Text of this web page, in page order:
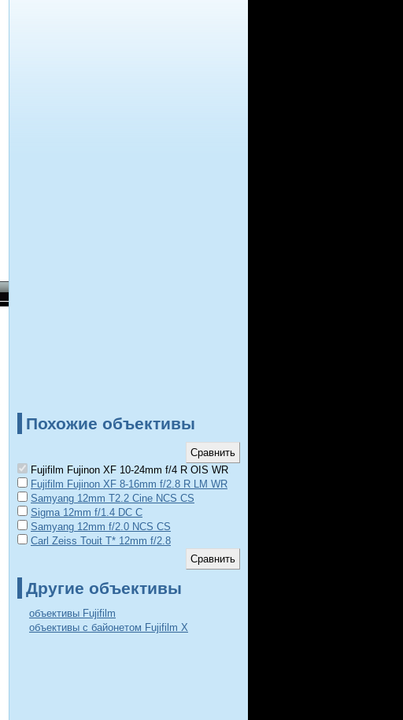
Похожие объективы
Fujifilm Fujinon XF 10-24mm f/4 R OIS WR
Fujifilm Fujinon XF 8-16mm f/2.8 R LM WR
Samyang 12mm T2.2 Cine NCS CS
Sigma 12mm f/1.4 DC C
Samyang 12mm f/2.0 NCS CS
Carl Zeiss Touit T* 12mm f/2.8
Другие объективы
объективы Fujifilm
объективы с байонетом Fujifilm X